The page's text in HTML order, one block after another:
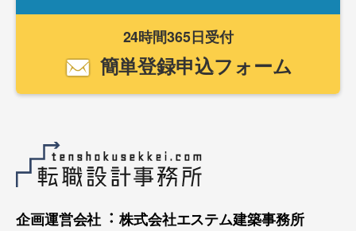
24時間365日受付
簡単登録申込フォーム
企画運営会社︓ 株式会社エステム建築事務所